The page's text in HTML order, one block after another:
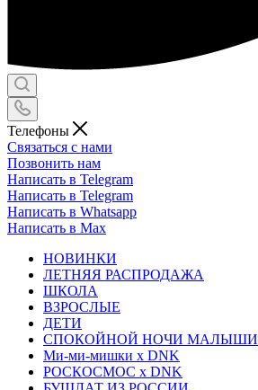
Телефоны
Связаться с нами
Позвонить нам
Написать в Telegram
Написать в Telegram
Написать в Whatsapp
Написать в Max
НОВИНКИ
ЛЕТНЯЯ РАСПРОДАЖА
ШКОЛА
ВЗРОСЛЫЕ
ДЕТИ
СПОКОЙНОЙ НОЧИ МАЛЫШИ
Ми-ми-мишки x DNK
РОСКОСМОС x DNK